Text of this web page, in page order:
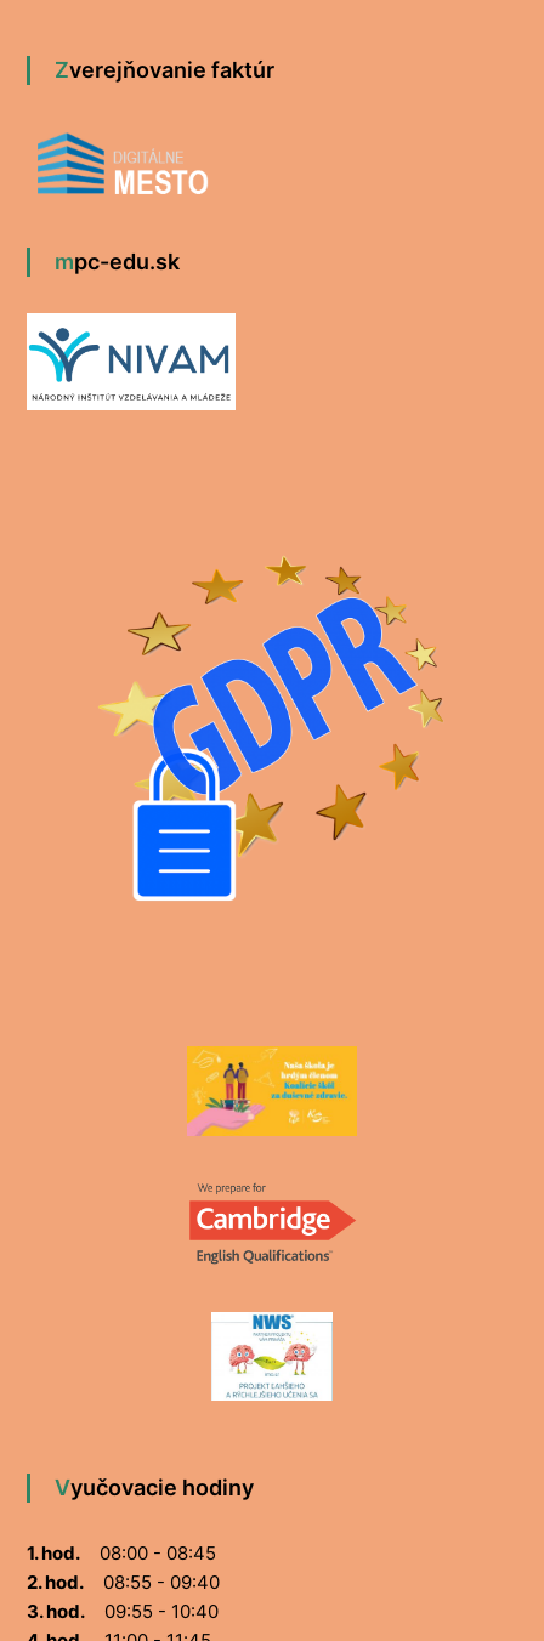
Zverejňovanie faktúr
mpc-edu.sk
Vyučovacie hodiny
1. hod.08:00 - 08:45
2. hod.08:55 - 09:40
3. hod.09:55 - 10:40